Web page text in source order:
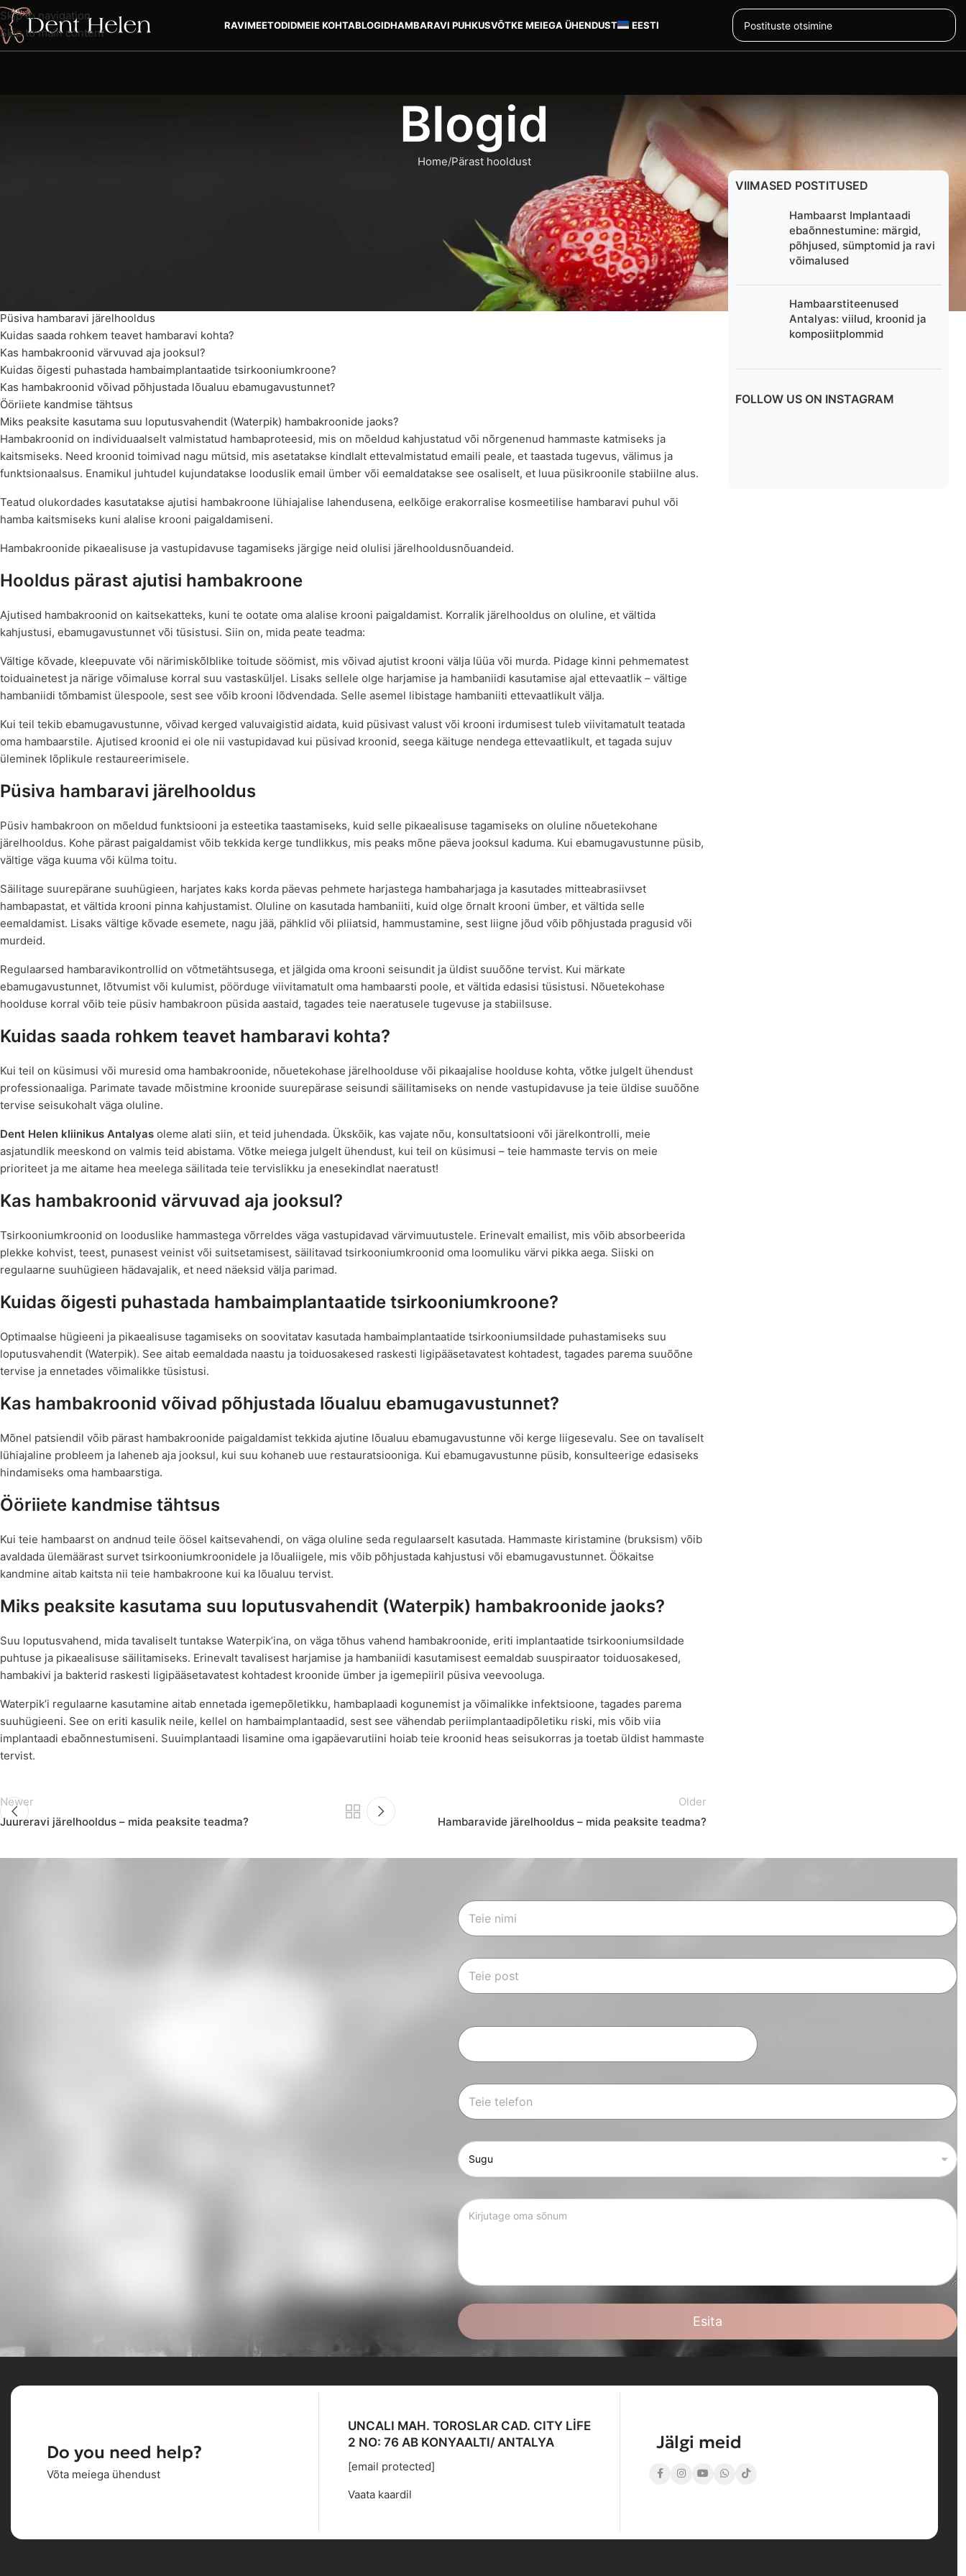
Skip to navigation
Skip to main content
RAVIMEETODIDMEIE KOHTABLOGIDHAMBARAVI PUHKUSVÕTKE MEIEGA ÜHENDUST EESTI
Blogid
Home Pärast hooldust
Hambakroonide järelhooldus – mida peaksite teadma?
Püsiva hambaravi järelhooldus
Kuidas saada rohkem teavet hambaravi kohta?
Kas hambakroonid värvuvad aja jooksul?
Kuidas õigesti puhastada hambaimplantaatide tsirkooniumkroone?
Kas hambakroonid võivad põhjustada lõualuu ebamugavustunnet?
Ööriiete kandmise tähtsus
Miks peaksite kasutama suu loputusvahendit (Waterpik) hambakroonide jaoks?
Hambakroonid on individuaalselt valmistatud hambaproteesid, mis on mõeldud kahjustatud või nõrgenenud hammaste katmiseks ja
kaitsmiseks. Need kroonid toimivad nagu mütsid, mis asetatakse kindlalt ettevalmistatud emaili peale, et taastada tugevus, välimus ja
funktsionaalsus. Enamikul juhtudel kujundatakse looduslik email ümber või eemaldatakse see osaliselt, et luua püsikroonile stabiilne alus.
Teatud olukordades kasutatakse ajutisi hambakroone lühiajalise lahendusena, eelkõige erakorralise kosmeetilise hambaravi puhul või
hamba kaitsmiseks kuni alalise krooni paigaldamiseni.
Hambakroonide pikaealisuse ja vastupidavuse tagamiseks järgige neid olulisi järelhooldusnõuandeid.
Hooldus pärast ajutisi hambakroone
Ajutised hambakroonid on kaitsekatteks, kuni te ootate oma alalise krooni paigaldamist. Korralik järelhooldus on oluline, et vältida
kahjustusi, ebamugavustunnet või tüsistusi. Siin on, mida peate teadma:
Vältige kõvade, kleepuvate või närimiskõlblike toitude söömist, mis võivad ajutist krooni välja lüüa või murda. Pidage kinni pehmematest
toiduainetest ja närige võimaluse korral suu vastasküljel. Lisaks sellele olge harjamise ja hambaniidi kasutamise ajal ettevaatlik – vältige
hambaniidi tõmbamist ülespoole, sest see võib krooni lõdvendada. Selle asemel libistage hambaniiti ettevaatlikult välja.
Kui teil tekib ebamugavustunne, võivad kerged valuvaigistid aidata, kuid püsivast valust või krooni irdumisest tuleb viivitamatult teatada
oma hambaarstile. Ajutised kroonid ei ole nii vastupidavad kui püsivad kroonid, seega käituge nendega ettevaatlikult, et tagada sujuv
üleminek lõplikule restaureerimisele.
Püsiva hambaravi järelhooldus
Püsiv hambakroon on mõeldud funktsiooni ja esteetika taastamiseks, kuid selle pikaealisuse tagamiseks on oluline nõuetekohane
järelhooldus. Kohe pärast paigaldamist võib tekkida kerge tundlikkus, mis peaks mõne päeva jooksul kaduma. Kui ebamugavustunne püsib,
vältige väga kuuma või külma toitu.
Säilitage suurepärane suuhügieen, harjates kaks korda päevas pehmete harjastega hambaharjaga ja kasutades mitteabrasiivset
hambapastat, et vältida krooni pinna kahjustamist. Oluline on kasutada hambaniiti, kuid olge õrnalt krooni ümber, et vältida selle
eemaldamist. Lisaks vältige kõvade esemete, nagu jää, pähklid või pliiatsid, hammustamine, sest liigne jõud võib põhjustada pragusid või
murdeid.
Regulaarsed hambaravikontrollid on võtmetähtsusega, et jälgida oma krooni seisundit ja üldist suuõõne tervist. Kui märkate
ebamugavustunnet, lõtvumist või kulumist, pöörduge viivitamatult oma hambaarsti poole, et vältida edasisi tüsistusi. Nõuetekohase
hoolduse korral võib teie püsiv hambakroon püsida aastaid, tagades teie naeratusele tugevuse ja stabiilsuse.
Kuidas saada rohkem teavet hambaravi kohta?
Kui teil on küsimusi või muresid oma hambakroonide, nõuetekohase järelhoolduse või pikaajalise hoolduse kohta, võtke julgelt ühendust
professionaaliga. Parimate tavade mõistmine kroonide suurepärase seisundi säilitamiseks on nende vastupidavuse ja teie üldise suuõõne
tervise seisukohalt väga oluline.
Dent Helen kliinikus Antalyas oleme alati siin, et teid juhendada. Ükskõik, kas vajate nõu, konsultatsiooni või järelkontrolli, meie
asjatundlik meeskond on valmis teid abistama. Võtke meiega julgelt ühendust, kui teil on küsimusi – teie hammaste tervis on meie
prioriteet ja me aitame hea meelega säilitada teie tervislikku ja enesekindlat naeratust!
Kas hambakroonid värvuvad aja jooksul?
Tsirkooniumkroonid on looduslike hammastega võrreldes väga vastupidavad värvimuutustele. Erinevalt emailist, mis võib absorbeerida
plekke kohvist, teest, punasest veinist või suitsetamisest, säilitavad tsirkooniumkroonid oma loomuliku värvi pikka aega. Siiski on
regulaarne suuhügieen hädavajalik, et need näeksid välja parimad.
Kuidas õigesti puhastada hambaimplantaatide tsirkooniumkroone?
Optimaalse hügieeni ja pikaealisuse tagamiseks on soovitatav kasutada hambaimplantaatide tsirkooniumsildade puhastamiseks suu
loputusvahendit (Waterpik). See aitab eemaldada naastu ja toiduosakesed raskesti ligipääsetavatest kohtadest, tagades parema suuõõne
tervise ja ennetades võimalikke tüsistusi.
Kas hambakroonid võivad põhjustada lõualuu ebamugavustunnet?
Mõnel patsiendil võib pärast hambakroonide paigaldamist tekkida ajutine lõualuu ebamugavustunne või kerge liigesevalu. See on tavaliselt
lühiajaline probleem ja laheneb aja jooksul, kui suu kohaneb uue restauratsiooniga. Kui ebamugavustunne püsib, konsulteerige edasiseks
hindamiseks oma hambaarstiga.
Ööriiete kandmise tähtsus
Kui teie hambaarst on andnud teile öösel kaitsevahendi, on väga oluline seda regulaarselt kasutada. Hammaste kiristamine (bruksism) võib
avaldada ülemäärast survet tsirkooniumkroonidele ja lõualiigele, mis võib põhjustada kahjustusi või ebamugavustunnet. Öökaitse
kandmine aitab kaitsta nii teie hambakroone kui ka lõualuu tervist.
Miks peaksite kasutama suu loputusvahendit (Waterpik) hambakroonide jaoks?
Suu loputusvahend, mida tavaliselt tuntakse Waterpik’ina, on väga tõhus vahend hambakroonide, eriti implantaatide tsirkooniumsildade
puhtuse ja pikaealisuse säilitamiseks. Erinevalt tavalisest harjamise ja hambaniidi kasutamisest eemaldab suuspiraator toiduosakesed,
hambakivi ja bakterid raskesti ligipääsetavatest kohtadest kroonide ümber ja igemepiiril püsiva veevooluga.
Waterpik’i regulaarne kasutamine aitab ennetada igemepõletikku, hambaplaadi kogunemist ja võimalikke infektsioone, tagades parema
suuhügieeni. See on eriti kasulik neile, kellel on hambaimplantaadid, sest see vähendab periimplantaadipõletiku riski, mis võib viia
implantaadi ebaõnnestumiseni. Suuimplantaadi lisamine oma igapäevarutiini hoiab teie kroonid heas seisukorras ja toetab üldist hammaste
tervist.
Newer
Juureravi järelhooldus – mida peaksite teadma?
Older
Hambaravide järelhooldus – mida peaksite teadma?
VIIMASED POSTITUSED
Hambaarst Implantaadi
ebaõnnestumine: märgid,
põhjused, sümptomid ja ravi
võimalused
Hambaarstiteenused
Antalyas: viilud, kroonid ja
komposiitplommid
FOLLOW US ON INSTAGRAM
Esita
Do you need help?
Võta meiega ühendust
UNCALI MAH. TOROSLAR CAD. CITY LİFE
2 NO: 76 AB KONYAALTI/ ANTALYA
[email protected]
Vaata kaardil
Jälgi meid